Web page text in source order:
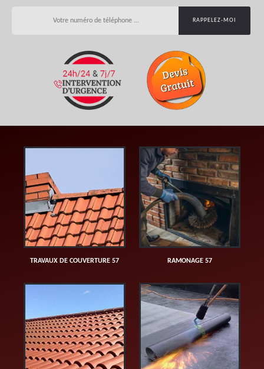
TRAVAUX DE COUVERTURE 57 RAMONAGE 57